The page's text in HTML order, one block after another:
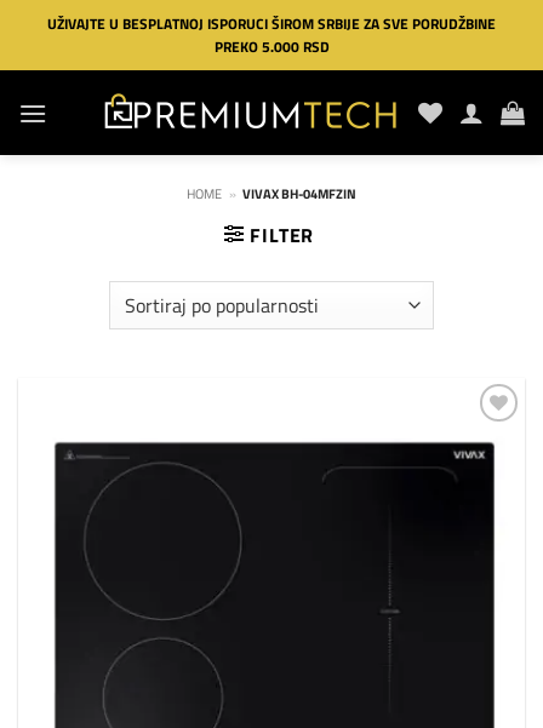
Preskoči
sadržaj
UŽIVAJTE U BESPLATNOJ ISPORUCI ŠIROM SRBIJE ZA SVE PORUDŽBINE
PREKO 5.000 RSD
HOME » VIVAX BH-04MFZIN
FILTER
Dodaj